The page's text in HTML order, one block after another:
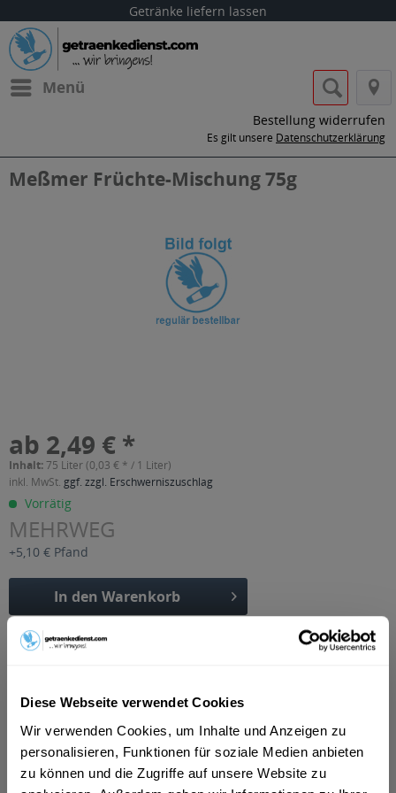
Diese Webseite verwendet Cookies
Wir verwenden Cookies, um Inhalte und Anzeigen zu
personalisieren, Funktionen für soziale Medien anbieten
zu können und die Zugriffe auf unsere Website zu
Getränke liefern lassen
Menü
Bestellung widerrufen
Es gilt unsere Datenschutzerklärung
Meßmer Früchte-Mischung 75g
ab 2,49 € *
Inhalt:75 Liter (0,03 € * / 1 Liter)
inkl. MwSt. ggf. zzgl. Erschwerniszuschlag
Vorrätig
MEHRWEG
+5,10 € Pfand
In den Warenkorb
Artikel-Nr.:
mehr
"Meßmer Früchte-Mischung 75g"